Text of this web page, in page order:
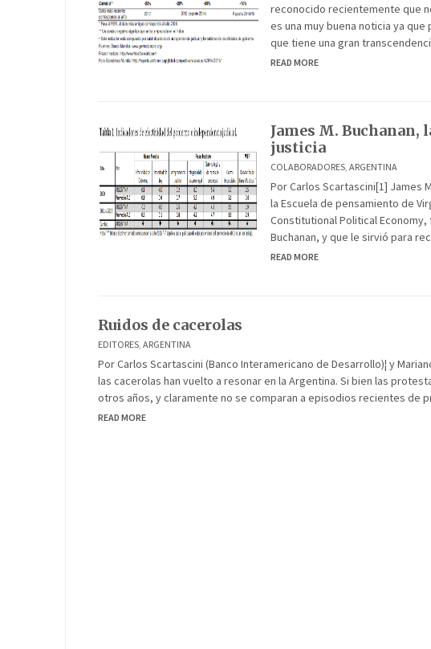
reconocido recientemente que
es una muy buena noticia ya
que tiene una gran
READ MORE
James M.
justicia
COLABORADORES, ARGENTINA
Por Carlos Scartascini[1] James
la Escuela de pensamiento de
Constitutional Political
Buchanan, y que le sirvió para
READ MORE
Ruidos de cacerolas
EDITORES, ARGENTINA
Por Carlos Scartascini (Banco Interamericano de Desarrollo)¦ y
las cacerolas han vuelto a resonar en la Argentina. Si bien las
otros años, y claramente no se comparan a episodios recientes de
READ MORE